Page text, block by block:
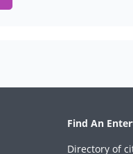
Find An
Directory of